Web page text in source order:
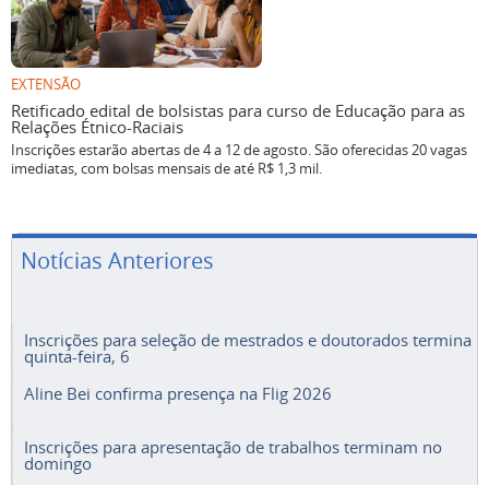
EXTENSÃO
Retificado edital de bolsistas para curso de Educação para as
Relações Étnico-Raciais
Inscrições estarão abertas de 4 a 12 de agosto. São oferecidas 20 vagas
imediatas, com bolsas mensais de até R$ 1,3 mil.
Notícias Anteriores
Inscrições para seleção de mestrados e doutorados termina
quinta-feira, 6
Aline Bei confirma presença na Flig 2026
Inscrições para apresentação de trabalhos terminam no
domingo